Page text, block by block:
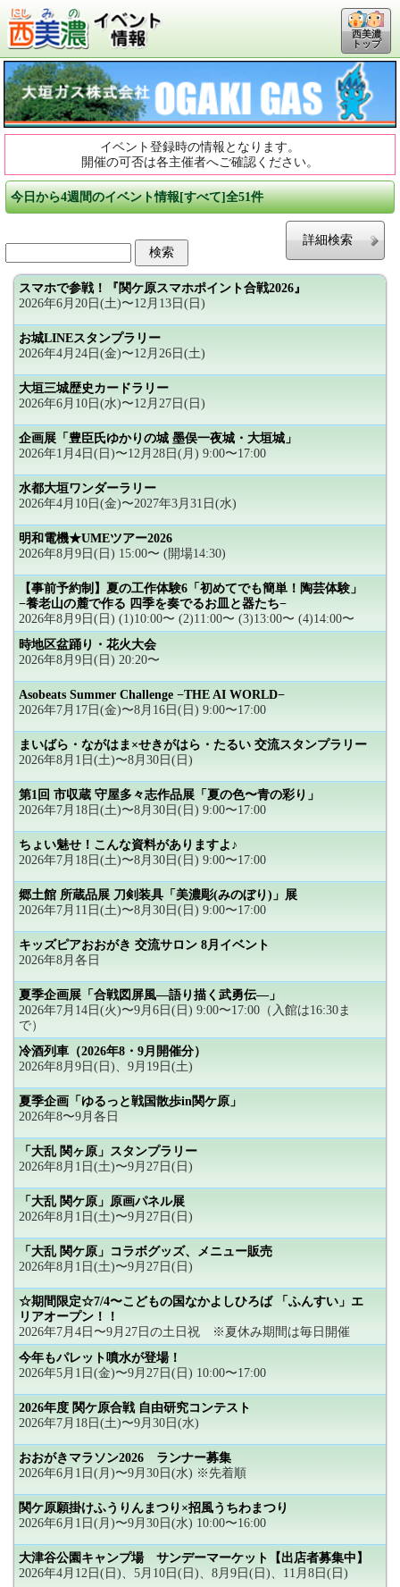
西美濃
トップ
イベント登録時の情報となります。
開催の可否は各主催者へご確認ください。
今日から4週間のイベント情報[すべて]全51件
詳細検索
スマホで参戦！『関ケ原スマホポイント合戦2026』
2026年6月20日(土)〜12月13日(日)
お城LINEスタンプラリー
2026年4月24日(金)〜12月26日(土)
大垣三城歴史カードラリー
2026年6月10日(水)〜12月27日(日)
企画展「豊臣氏ゆかりの城 墨俣一夜城・大垣城」
2026年1月4日(日)〜12月28日(月) 9:00〜17:00
水都大垣ワンダーラリー
2026年4月10日(金)〜2027年3月31日(水)
明和電機★UMEツアー2026
2026年8月9日(日) 15:00〜 (開場14:30)
【事前予約制】夏の工作体験6「初めてでも簡単！陶芸体験」
−養老山の麓で作る 四季を奏でるお皿と器たち−
2026年8月9日(日) (1)10:00〜 (2)11:00〜 (3)13:00〜 (4)14:00〜
時地区盆踊り・花火大会
2026年8月9日(日) 20:20〜
Asobeats Summer Challenge −THE AI WORLD−
2026年7月17日(金)〜8月16日(日) 9:00〜17:00
まいばら・ながはま×せきがはら・たるい 交流スタンプラリー
2026年8月1日(土)〜8月30日(日)
第1回 市収蔵 守屋多々志作品展「夏の色〜青の彩り」
2026年7月18日(土)〜8月30日(日) 9:00〜17:00
ちょい魅せ！こんな資料がありますよ♪
2026年7月18日(土)〜8月30日(日) 9:00〜17:00
郷土館 所蔵品展 刀剣装具「美濃彫(みのぼり)」展
2026年7月11日(土)〜8月30日(日) 9:00〜17:00
キッズピアおおがき 交流サロン 8月イベント
2026年8月各日
夏季企画展「合戦図屏風―語り描く武勇伝―」
2026年7月14日(火)〜9月6日(日) 9:00〜17:00（入館は16:30ま
で）
冷酒列車（2026年8・9月開催分）
2026年8月9日(日)、9月19日(土)
夏季企画「ゆるっと戦国散歩in関ケ原」
2026年8〜9月各日
「大乱 関ヶ原」スタンプラリー
2026年8月1日(土)〜9月27日(日)
「大乱 関ケ原」原画パネル展
2026年8月1日(土)〜9月27日(日)
「大乱 関ケ原」コラボグッズ、メニュー販売
2026年8月1日(土)〜9月27日(日)
☆期間限定☆7/4〜こどもの国なかよしひろば 「ふんすい」エ
リアオープン！！
2026年7月4日〜9月27日の土日祝 ※夏休み期間は毎日開催
今年もパレット噴水が登場！
2026年5月1日(金)〜9月27日(日) 10:00〜17:00
2026年度 関ケ原合戦 自由研究コンテスト
2026年7月18日(土)〜9月30日(水)
おおがきマラソン2026 ランナー募集
2026年6月1日(月)〜9月30日(水) ※先着順
関ケ原願掛けふうりんまつり×招風うちわまつり
2026年6月1日(月)〜9月30日(水) 10:00〜16:00
大津谷公園キャンプ場 サンデーマーケット【出店者募集中】
2026年4月12日(日)、5月10日(日)、8月9日(日)、11月8日(日)